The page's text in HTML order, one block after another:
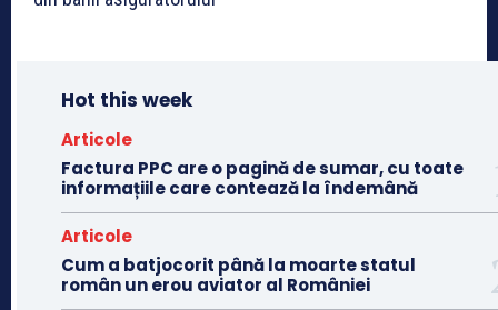
Hot this week
Articole
Factura PPC are o pagină de sumar, cu toate
informațiile care contează la îndemână
Articole
Cum a batjocorit până la moarte statul
român un erou aviator al României